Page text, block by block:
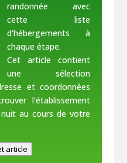
randonnée avec
cette liste
d’hébergements à
chaque étape.
Cet article contient
une sélection
et coordonnées
l’établissement
au cours de votre
article